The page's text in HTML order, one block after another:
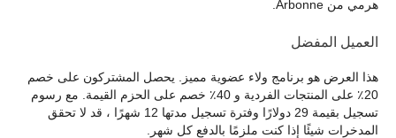
هرمي من Arbonne.
العميل المفضل
هذا العرض هو برنامج ولاء عضوية مميز. يحصل المشتركون على خصم
20٪ على المنتجات الفردية و 40٪ خصم على الحزم القيمة. مع رسوم
تسجيل بقيمة 29 دولارًا وفترة تسجيل مدتها 12 شهرًا ، قد لا تحقق
المدخرات شيئًا إذا كنت ملزمًا بالدفع كل شهر.